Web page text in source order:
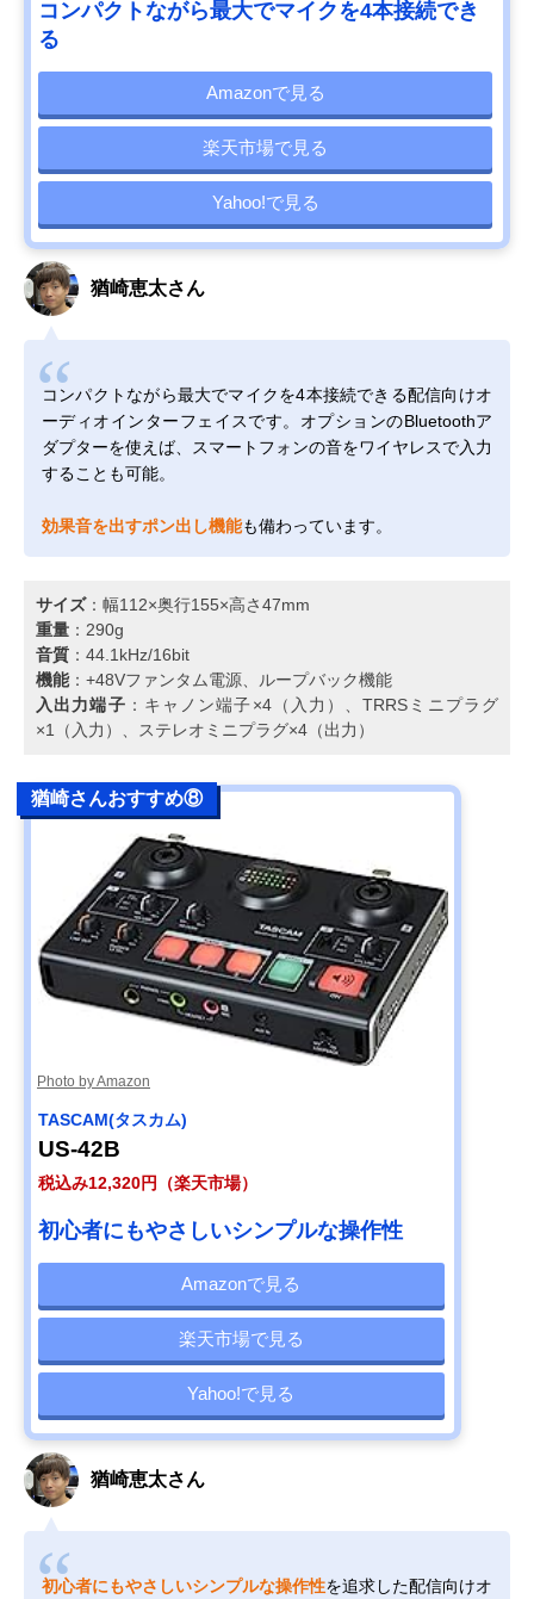
コンパクトながら最大でマイクを4本接続でき
る
Amazonで見る
楽天市場で見る
Yahoo!で見る
猶崎恵太さん
コンパクトながら最大でマイクを4本接続できる配信向けオ
ーディオインターフェイスです。オプションのBluetoothア
ダプターを使えば、スマートフォンの音をワイヤレスで入力
することも可能。
効果音を出すポン出し機能も備わっています。
サイズ：幅112×奥行155×高さ47mm
重量 ：290g
音質 ：44.1kHz/16bit
機能：+48Vファンタム電源、ループバック機能
入出力端子 ：キャノン端子×4（入力）、TRRSミニプラグ
×1（入力）、ステレオミニプラグ×4（出力）
猶崎さんおすすめ⑧
Photo by Amazon
TASCAM(タスカム)
US-42B
税込み12,320円（楽天市場）
初心者にもやさしいシンプルな操作性
Amazonで見る
楽天市場で見る
Yahoo!で見る
猶崎恵太さん
初心者にもやさしいシンプルな操作性を追求した配信向けオ